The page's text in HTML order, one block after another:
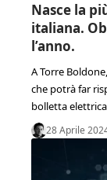
Nasce la
italiana.
l’anno.
A Torre
che potrà far
bolletta
28 Aprile